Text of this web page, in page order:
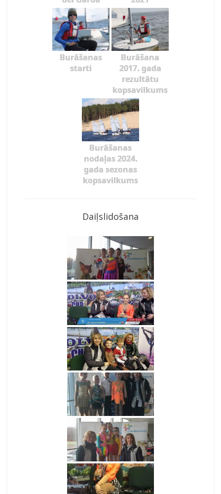
Burāšanas
starti
Burāšana
2017. gada
rezultātu
kopsavilkums
Burāšanas
nodaļas 2024.
gada sezonas
kopsavilkums
Daiļslidošana